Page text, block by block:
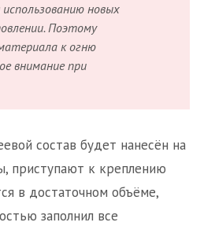
новых
Поэтому
к огню
внимание при
состав будет нанесён на
приступают к креплению
в достаточном объёме,
заполнил все